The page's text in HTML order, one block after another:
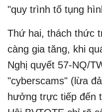
"quy trình tố tụng
Thứ hai, thách thức
càng gia tăng, khi
Nghị quyết 57-NQ/
"cyberscams" (lừa
hưởng trực tiếp đến